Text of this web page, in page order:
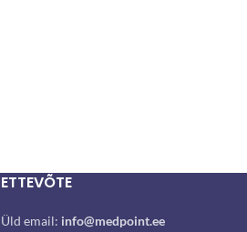
ETTEVÕTE
Üld email: info@medpoint.ee